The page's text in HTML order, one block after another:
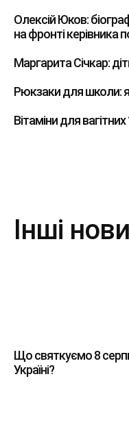
Олексій Юков:
на фронті керівника
Маргарита Січкар:
Рюкзаки для школи:
Вітаміни для
Інші
Що святкуємо 8
Україні?